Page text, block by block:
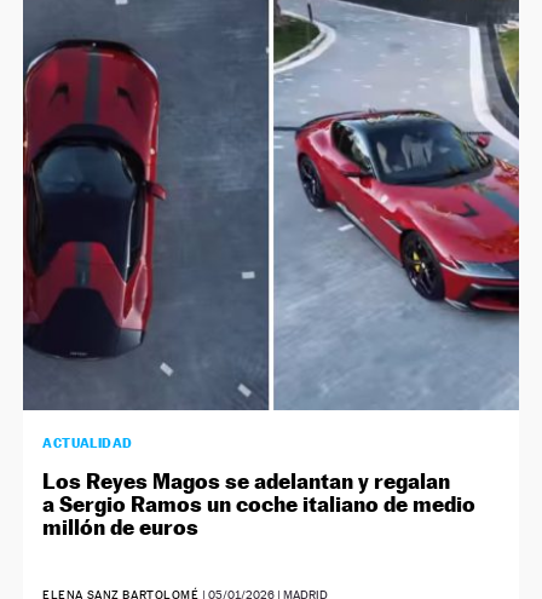
ACTUALIDAD
Los Reyes Magos se adelantan y regalan
a Sergio Ramos un coche italiano de medio
millón de euros
ELENA SANZ BARTOLOMÉ | 05/01/2026| MADRID